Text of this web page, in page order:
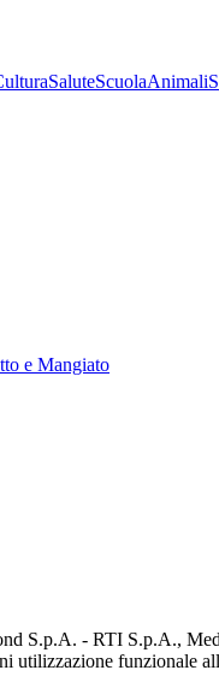
SaluteScuolaAnimali
e Mangiato
S.p.A. - RTI S.p.A.,
utilizzazione funzionale